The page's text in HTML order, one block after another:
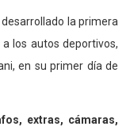
la primera
los autos deportivos,
en su primer día de
extras, cámaras,